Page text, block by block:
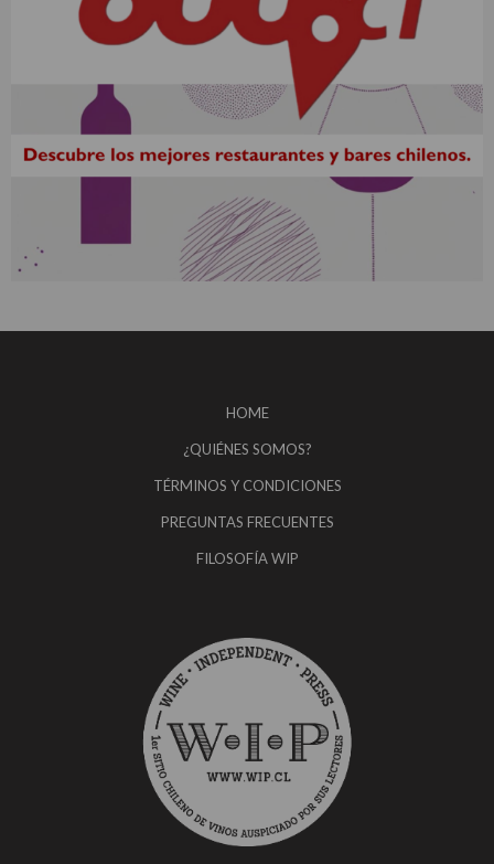
HOME
¿QUIÉNES SOMOS?
TÉRMINOS Y CONDICIONES
PREGUNTAS FRECUENTES
FILOSOFÍA WIP